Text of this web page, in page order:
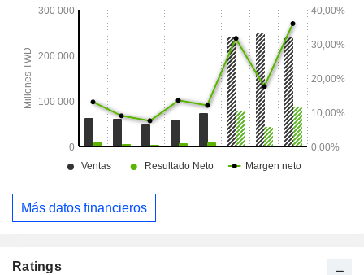
Más datos financieros
Ratings